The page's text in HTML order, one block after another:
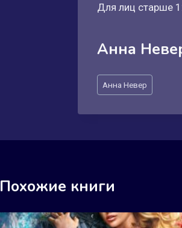
Для лиц старше
Анна
Метки
записи:
Анна Невер
Похожие книги